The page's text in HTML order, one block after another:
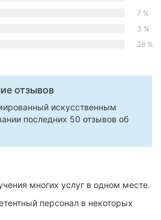
7 %
3 %
28 %
отзывов
искусственным
последних 50 отзывов об
многих услуг в одном месте.
персонал в некоторых